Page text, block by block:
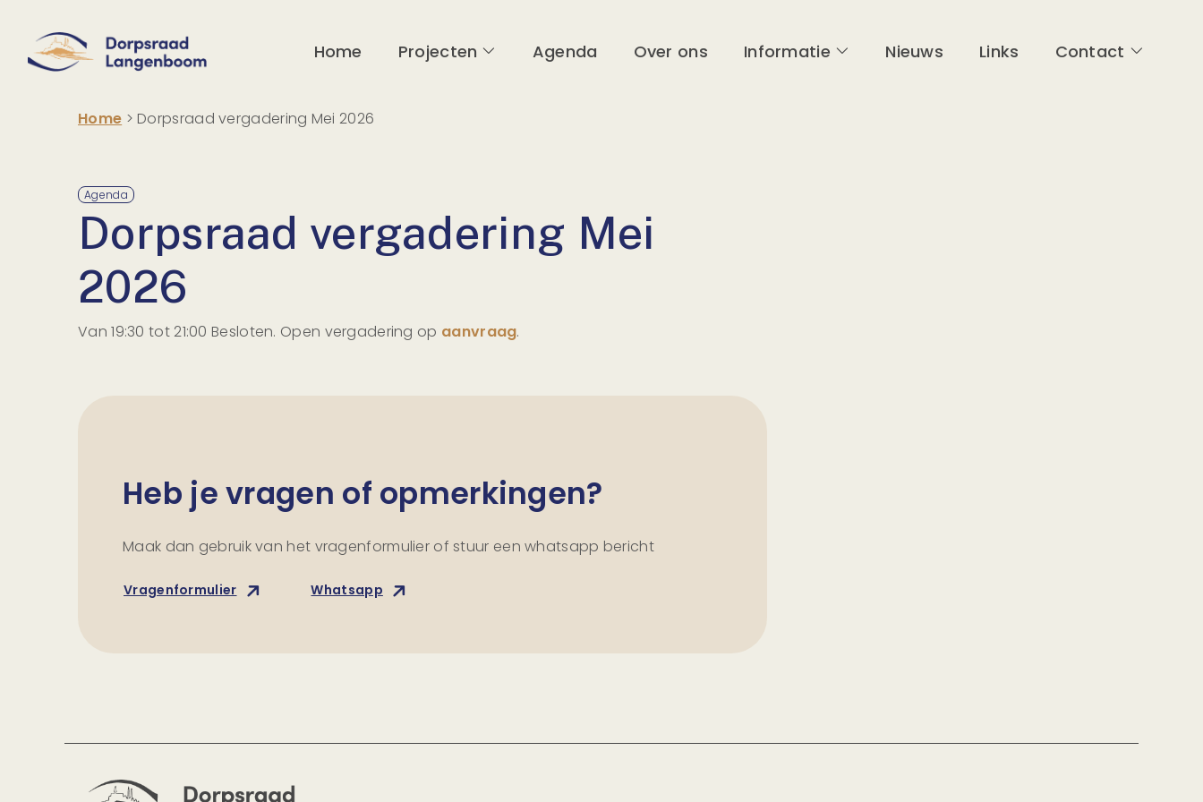
Home Projecten Agenda Over ons Informatie Nieuws Links Contact
Home >Dorpsraad vergadering Mei 2026
Agenda
Dorpsraad vergadering Mei
2026
Van 19:30 tot 21:00 Besloten. Open vergadering op aanvraag.
Heb je vragen of opmerkingen?
Maak dan gebruik van het vragenformulier of stuur een whatsapp bericht
Vragenformulier Whatsapp